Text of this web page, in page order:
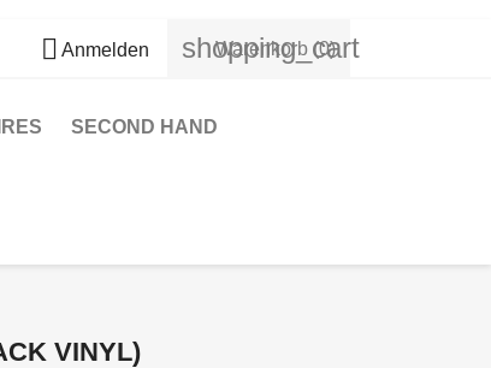
 Anmelden shopping_cart
Warenkorb (0)
SECOND HAND
VINYL)